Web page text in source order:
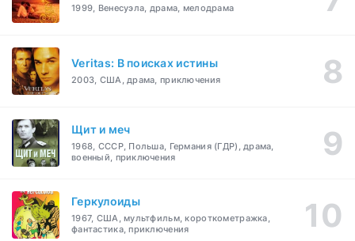
1999, Венесуэла, драма, мелодрама
Veritas: В поисках истины
2003, США, драма, приключения
Щит и меч
1968, СССР, Польша, Германия (ГДР), драма,
военный, приключения
Геркулоиды
1967, США, мультфильм, короткометражка,
фантастика, приключения